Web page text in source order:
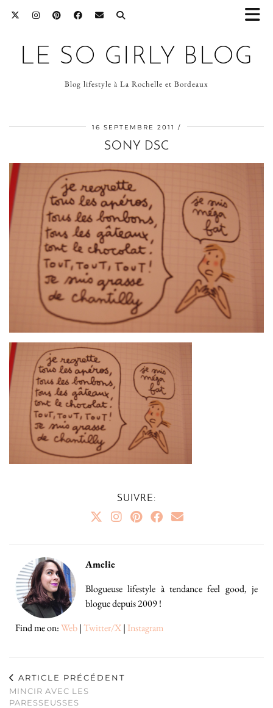
LE SO GIRLY BLOG
Blog lifestyle à La Rochelle et Bordeaux
16 SEPTEMBRE 2011
SONY DSC
SUIVRE:
Amelie
Blogueuse lifestyle à tendance feel good, je
blogue depuis 2009 !
Find me on:Web|Twitter/X| Instagram
ARTICLE PRÉCÉDENT
MINCIR AVEC LES
PARESSEUSSES